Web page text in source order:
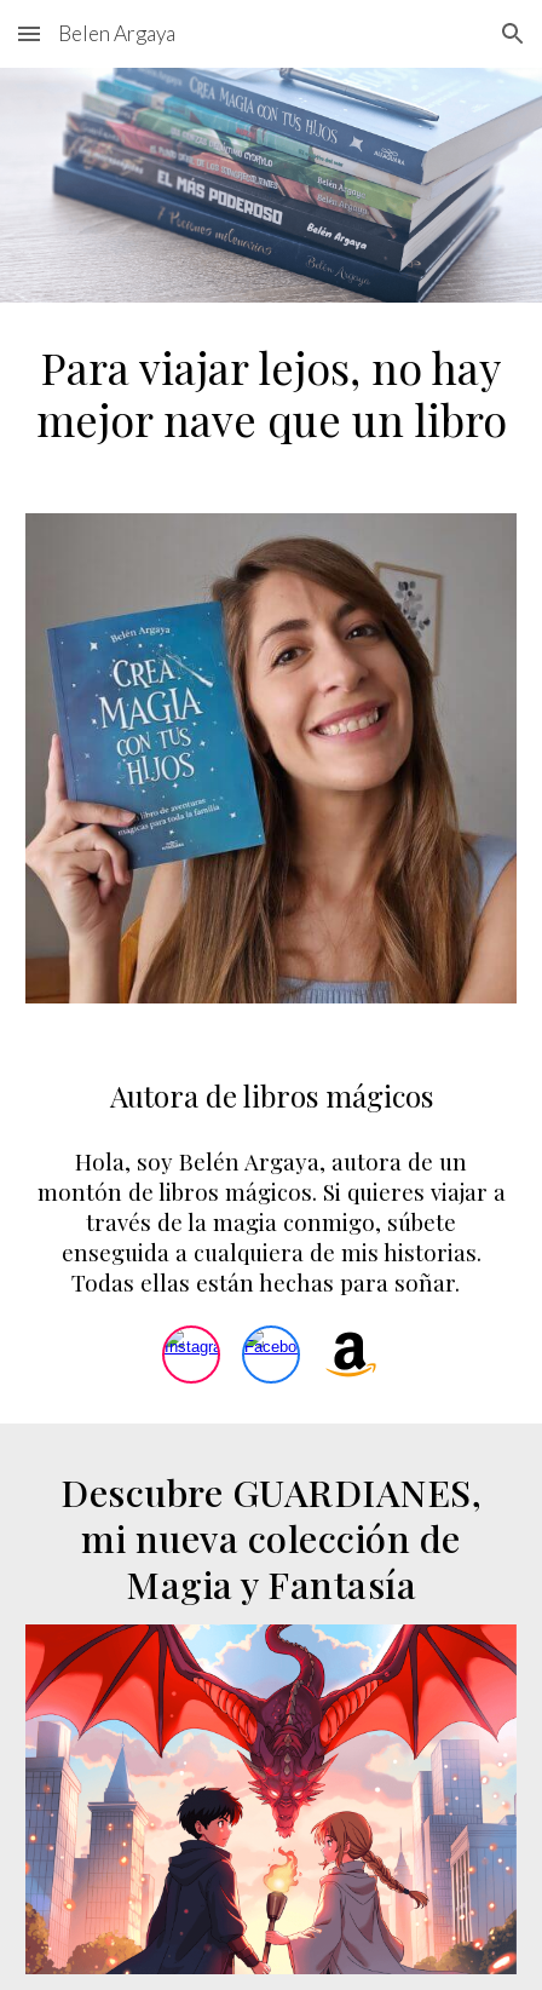
Skip to main content Skip to navigation
Belen Argaya
Para viajar lejos, no hay
mejor nave que un libro
Autora de libros mágicos
Hola, soy Belén Argaya, autora de un
montón de libros mágicos. Si quieres viajar a
través de la magia conmigo, súbete
enseguida a cualquiera de mis historias.
Todas ellas están hechas para soñar.
Descubre GUARDIANES,
mi nueva colección de
Magia y Fantasía